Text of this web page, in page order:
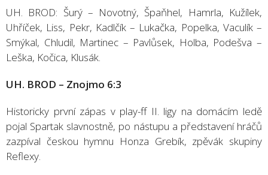
UH. BROD: Šurý – Novotný, Špaňhel, Hamrla, Kužílek,
Uhříček, Liss, Pekr, Kadlčík – Lukačka, Popelka, Vaculík –
Smýkal, Chludil, Martinec – Pavlůsek, Holba, Podešva –
Leška, Kočica, Klusák.
UH. BROD – Znojmo 6:3
Historicky první zápas v play-ff II. ligy na domácím ledě
pojal Spartak slavnostně, po nástupu a představení hráčů
zazpíval českou hymnu Honza Grebík, zpěvák skupiny
Reflexy.